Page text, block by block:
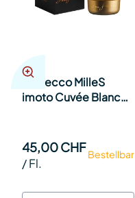
Prosecco MilleS
imoto Cuvée Blanc
Bestellbar
45,00 CHF
/Fl.